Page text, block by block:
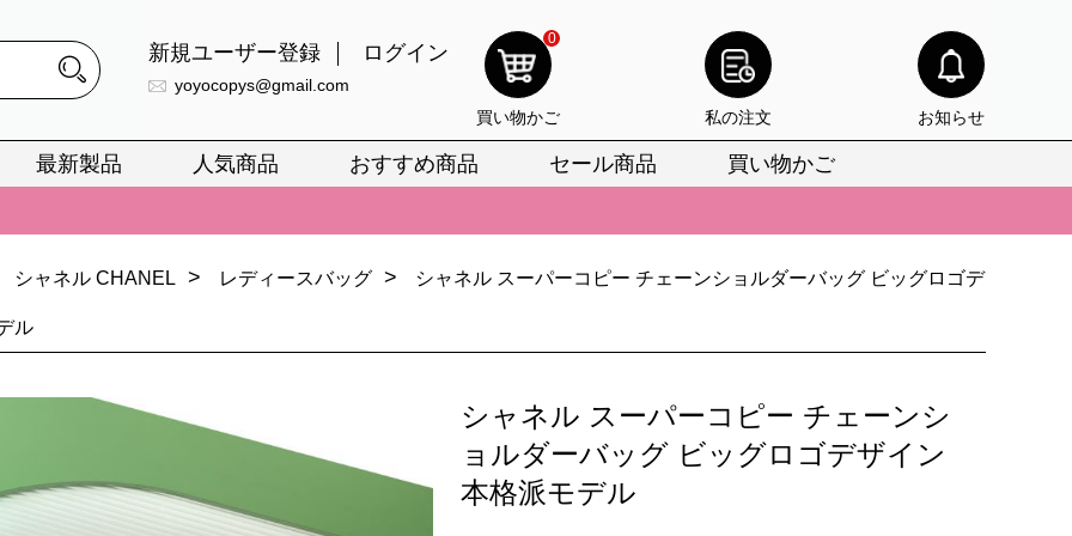
新規ユーザー登録 ログイン
yoyocopys@gmail.com
0
買い物かご 私の注文 お知らせ
最新製品 人気商品 おすすめ商品 セール商品 買い物かご
のn級スーパーコピーのみ取扱い。最高品質の再現度を安心してお選びいただけます。
春の新作続々更新中！期間中のご注文でお得な割引をご利用いただけます。
・ヴィトンスーパーコピー バッグ最新モデルが登場。上質な仕上がりをお見逃しなく。
のn級スーパーコピーのみ取扱い。最高品質の再現度を安心してお選びいただけます。
・ヴィトンスーパーコピー バッグ最新モデルが登場。上質な仕上がりをお見逃しなく。
シャネル CHANEL > レディースバッグ > シャネル スーパーコピー チェーンショルダーバッグ ビッグロゴデ
ル
シャネル スーパーコピー チェーンシ
ョルダーバッグ ビッグロゴデザイン
本格派モデル